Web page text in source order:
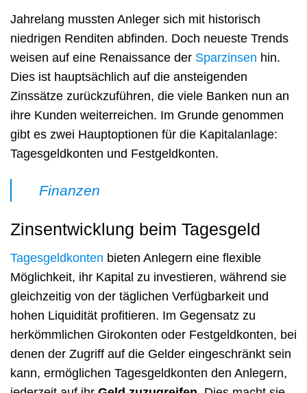
Jahrelang mussten Anleger sich mit historisch
niedrigen Renditen abfinden. Doch neueste Trends
weisen auf eine Renaissance der Sparzinsen hin.
Dies ist hauptsächlich auf die ansteigenden
Zinssätze zurückzuführen, die viele Banken nun an
ihre Kunden weiterreichen. Im Grunde genommen
gibt es zwei Hauptoptionen für die Kapitalanlage:
Tagesgeldkonten und Festgeldkonten.
Finanzen
Zinsentwicklung beim Tagesgeld
Tagesgeldkonten bieten Anlegern eine flexible
Möglichkeit, ihr Kapital zu investieren, während sie
gleichzeitig von der täglichen Verfügbarkeit und
hohen Liquidität profitieren. Im Gegensatz zu
herkömmlichen Girokonten oder Festgeldkonten, bei
denen der Zugriff auf die Gelder eingeschränkt sein
kann, ermöglichen Tagesgeldkonten den Anlegern,